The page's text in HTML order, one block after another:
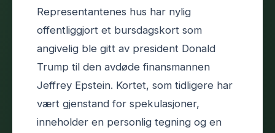
Representantenes hus har nylig
offentliggjort et bursdagskort som
angivelig ble gitt av president Donald
Trump til den avdøde finansmannen
Jeffrey Epstein. Kortet, som tidligere har
vært gjenstand for spekulasjoner,
inneholder en personlig tegning og en